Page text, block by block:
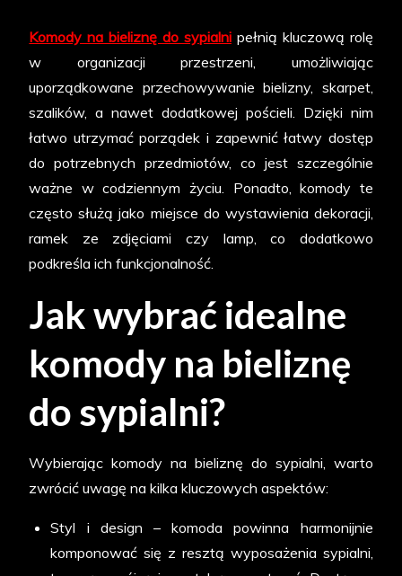
Komody na bieliznę do sypialnipełnią kluczową rolę
w organizacji przestrzeni, umożliwiając
uporządkowane przechowywanie bielizny, skarpet,
szalików, a nawet dodatkowej pościeli. Dzięki nim
łatwo utrzymać porządek i zapewnić łatwy dostęp
do potrzebnych przedmiotów, co jest szczególnie
ważne w codziennym życiu. Ponadto, komody te
często służą jako miejsce do wystawienia dekoracji,
ramek ze zdjęciami czy lamp, co dodatkowo
podkreśla ich funkcjonalność.
Jak wybrać idealne
komody na bieliznę
do sypialni?
Wybierając komody na bieliznę do sypialni, warto
zwrócić uwagę na kilka kluczowych aspektów:
Styl i design – komoda powinna harmonijnie
komponować się z resztą wyposażenia sypialni,